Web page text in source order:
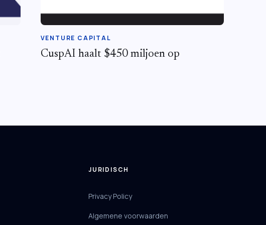
VENTURE CAPITAL
CuspAI haalt $450 miljoen op
JURIDISCH
Privacy Policy
Algemene voorwaarden